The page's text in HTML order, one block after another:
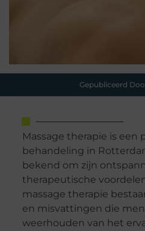
Gepubliceerd
Massage therapie is een
behandeling in
bekend om zijn
therapeutische
massage therapie
en misvattingen die
weerhouden van het